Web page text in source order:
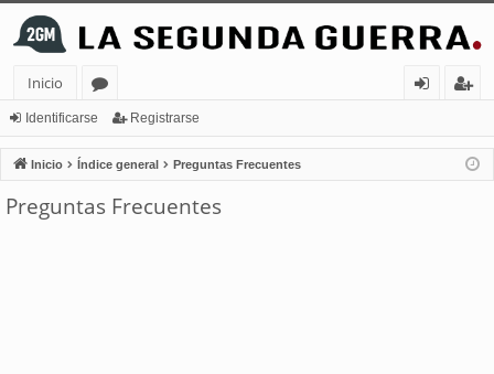
Inicio
or
os
nt
ifi
ist
ra
Identificarse Registrarse
Inicio Índice general Preguntas Frecuentes
Preguntas Frecuentes